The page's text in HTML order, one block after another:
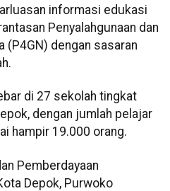
informasi edukasi
Penyalahgunaan dan
(P4GN) dengan sasaran
di 27 sekolah tingkat
dengan jumlah pelajar
hampir 19.000 orang.
Pemberdayaan
Depok, Purwoko